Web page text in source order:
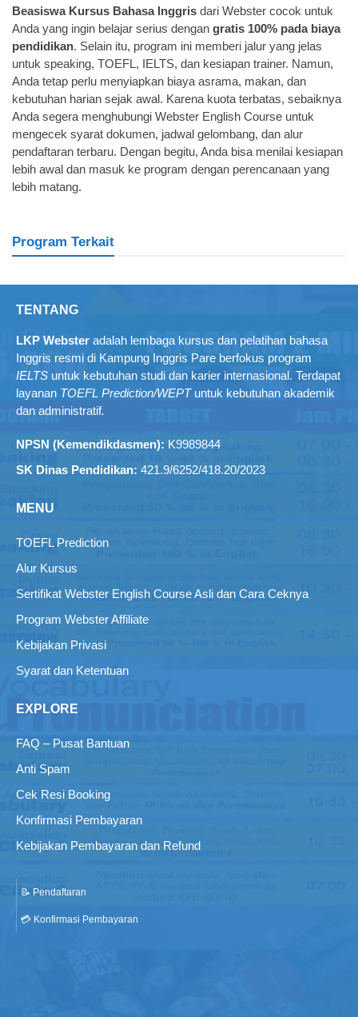
Beasiswa Kursus Bahasa Inggris dari Webster cocok untuk
Anda yang ingin belajar serius dengan gratis 100% pada biaya
pendidikan. Selain itu, program ini memberi jalur yang jelas
untuk speaking, TOEFL, IELTS, dan kesiapan trainer. Namun,
Anda tetap perlu menyiapkan biaya asrama, makan, dan
kebutuhan harian sejak awal. Karena kuota terbatas, sebaiknya
Anda segera menghubungi Webster English Course untuk
mengecek syarat dokumen, jadwal gelombang, dan alur
pendaftaran terbaru. Dengan begitu, Anda bisa menilai kesiapan
lebih awal dan masuk ke program dengan perencanaan yang
lebih matang.
Program Terkait
TENTANG
LKP Webster adalah lembaga kursus dan pelatihan bahasa
Inggris resmi di Kampung Inggris Pare berfokus program
IELTS untuk kebutuhan studi dan karier internasional. Terdapat
layanan TOEFL Prediction/WEPTuntuk kebutuhan akademik
dan administratif.
NPSN (Kemendikdasmen): K9989844
SK Dinas Pendidikan: 421.9/6252/418.20/2023
MENU
TOEFL Prediction
Alur Kursus
Sertifikat Webster English Course Asli dan Cara Ceknya
Program Webster Affiliate
Kebijakan Privasi
Syarat dan Ketentuan
EXPLORE
FAQ – Pusat Bantuan
Anti Spam
Cek Resi Booking
Konfirmasi Pembayaran
Kebijakan Pembayaran dan Refund
📝 Pendaftaran
💳 Konfirmasi Pembayaran